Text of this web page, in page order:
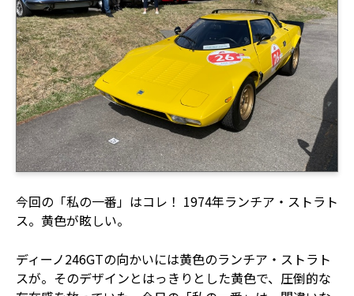
今回の「私の一番」はコレ！ 1974年ランチア・ストラト
ス。黄色が眩しい。
ディーノ246GTの向かいには黄色のランチア・ストラト
スが。そのデザインとはっきりとした黄色で、圧倒的な